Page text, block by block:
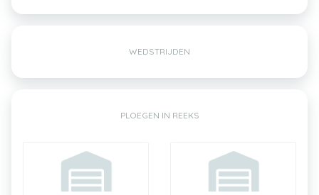
WEDSTRIJDEN
PLOEGEN IN REEKS